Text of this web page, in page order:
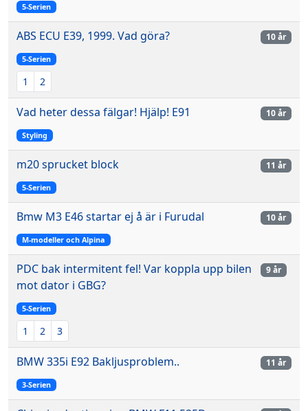
5-Serien
ABS ECU E39, 1999. Vad göra?
5-Serien
1 2
10 år
Vad heter dessa fälgar! Hjälp! E91
Styling
10 år
m20 sprucket block
5-Serien
11 år
Bmw M3 E46 startar ej å är i Furudal
M-modeller och Alpina
10 år
PDC bak intermitent fel! Var koppla upp bilen
mot dator i GBG?
5-Serien
1 2 3
9 år
BMW 335i E92 Bakljusproblem..
3-Serien
11 år